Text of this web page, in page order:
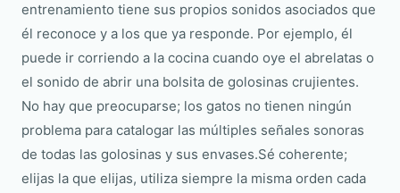
entrenamiento tiene sus propios sonidos asociados que
él reconoce y a los que ya responde. Por ejemplo, él
puede ir corriendo a la cocina cuando oye el abrelatas o
el sonido de abrir una bolsita de golosinas crujientes.
No hay que preocuparse; los gatos no tienen ningún
problema para catalogar las múltiples señales sonoras
de todas las golosinas y sus envases.Sé coherente;
elijas la que elijas, utiliza siempre la misma orden cada